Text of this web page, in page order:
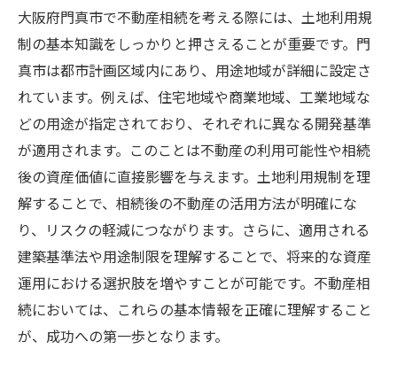
門真市の不動産市場の現状分析
市場動向が相続戦略に与える影響とは
市場の変化に対応した相続計画の立て方
不動産市場の季節性と相続のタイミング
地元情報を元にした相続戦略の考案
市場調査データの活用方法
専門家の力で門真市における不動産相続を成功
させる方法
信頼できる不動産専門家の選び方
相続専門家との効果的なコミュニケーショ
ン
大阪府門真市で不動産相続を考える際には、土地利用規
制の基本知識をしっかりと押さえることが重要です。門
真市は都市計画区域内にあり、用途地域が詳細に設定さ
れています。例えば、住宅地域や商業地域、工業地域な
どの用途が指定されており、それぞれに異なる開発基準
が適用されます。このことは不動産の利用可能性や相続
後の資産価値に直接影響を与えます。土地利用規制を理
解することで、相続後の不動産の活用方法が明確にな
り、リスクの軽減につながります。さらに、適用される
建築基準法や用途制限を理解することで、将来的な資産
運用における選択肢を増やすことが可能です。不動産相
続においては、これらの基本情報を正確に理解すること
が、成功への第一歩となります。